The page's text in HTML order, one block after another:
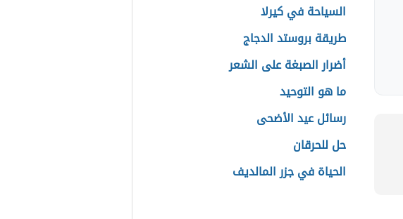
السياحة في كيرلا
طريقة بروستد الدجاج
أضرار الصبغة على الشعر
ما هو التوحيد
رسائل عيد الأضحى
حل للحرقان
الحياة في جزر المالديف